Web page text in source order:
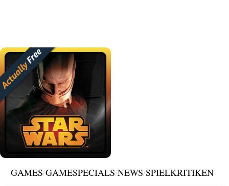
GAMES/GAMESPECIALS/NEWS/SPIELKRITIKEN